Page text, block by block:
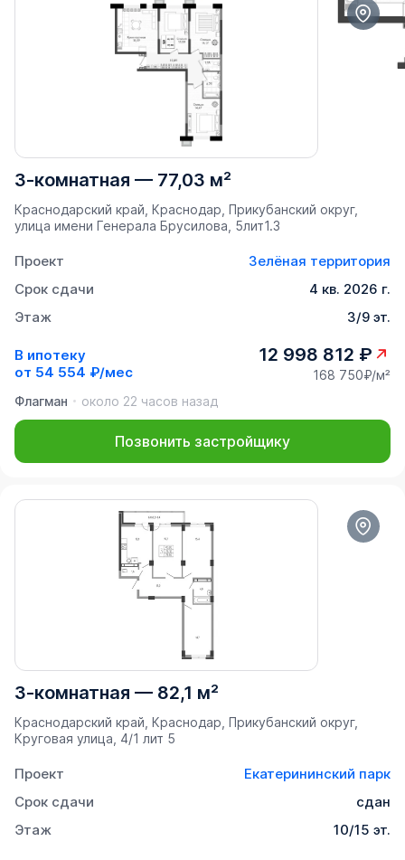
3-комнатная — 77,03 м²
Краснодарский край, Краснодар, Прикубанский округ,
улица имени Генерала Брусилова, 5лит1.3
Проект
Зелёная территория
Срок сдачи
4 кв. 2026 г.
Этаж
3/9 эт.
В ипотеку
от 54 554 ₽/мес
12 998 812 ₽
168 750₽/м²
Флагман
около 22 часов назад
Позвонить застройщику
3-комнатная — 82,1 м²
Краснодарский край, Краснодар, Прикубанский округ,
Круговая улица, 4/1 лит 5
Проект
Екатерининский парк
Срок сдачи
сдан
Этаж
10/15 эт.